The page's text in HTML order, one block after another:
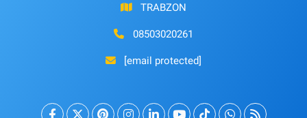
TRABZON
08503020261
[email protected]